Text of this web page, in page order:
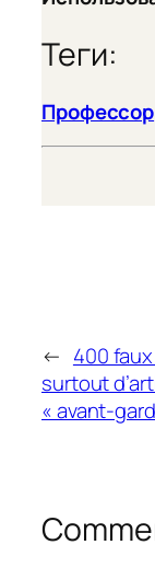
Теги:
Профессор
← 400
surtout
« avant-